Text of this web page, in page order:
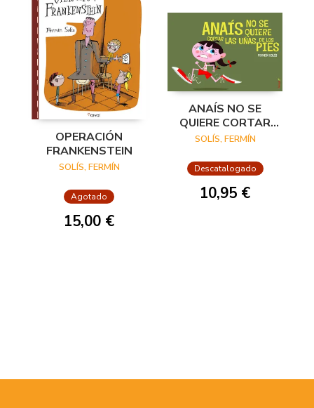
OPERACIÓN
FRANKENSTEIN
SOLÍS, FERMÍN
Agotado
15,00 €
ANAÍS NO SE
QUIERE CORTAR
LAS UÑAS DE LOS
SOLÍS, FERMÍN
Descatalogado
10,95 €